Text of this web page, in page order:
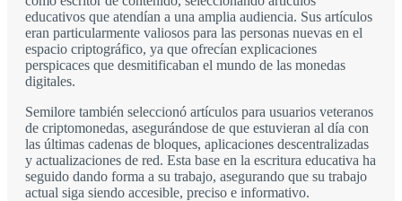
educativos que atendían a una amplia audiencia. Sus artículos
eran particularmente valiosos para las personas nuevas en el
espacio criptográfico, ya que ofrecían explicaciones
perspicaces que desmitificaban el mundo de las monedas
digitales.
Semilore también seleccionó artículos para usuarios veteranos
de criptomonedas, asegurándose de que estuvieran al día con
las últimas cadenas de bloques, aplicaciones descentralizadas
y actualizaciones de red. Esta base en la escritura educativa ha
seguido dando forma a su trabajo, asegurando que su trabajo
actual siga siendo accesible, preciso e informativo.